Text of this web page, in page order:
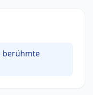
berühmte